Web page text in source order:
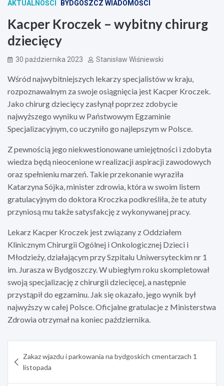
AKTUALNOŚCI BYDGOSZCZ WIADOMOŚCI
Kacper Kroczek – wybitny chirurg
dziecięcy
30 października 2023 Stanisław Wiśniewski
Wśród najwybitniejszych lekarzy specjalistów w kraju,
rozpoznawalnym za swoje osiągnięcia jest Kacper Kroczek.
Jako chirurg dziecięcy zasłynął poprzez zdobycie
najwyższego wyniku w Państwowym Egzaminie
Specjalizacyjnym, co uczyniło go najlepszym w Polsce.
Z pewnością jego niekwestionowane umiejętności i zdobyta
wiedza będą nieocenione w realizacji aspiracji zawodowych
oraz spełnieniu marzeń. Takie przekonanie wyraziła
Katarzyna Sójka, minister zdrowia, która w swoim listem
gratulacyjnym do doktora Kroczka podkreśliła, że te atuty
przyniosą mu także satysfakcję z wykonywanej pracy.
Lekarz Kacper Kroczek jest związany z Oddziałem
Klinicznym Chirurgii Ogólnej i Onkologicznej Dzieci i
Młodzieży, działającym przy Szpitalu Uniwersyteckim nr 1
im. Jurasza w Bydgoszczy. W ubiegłym roku skompletował
swoją specjalizację z chirurgii dziecięcej, a następnie
przystąpił do egzaminu. Jak się okazało, jego wynik był
najwyższy w całej Polsce. Oficjalne gratulacje z Ministerstwa
Zdrowia otrzymał na koniec października.
wpisu
Zakaz wjazdu i parkowania na bydgoskich cmentarzach 1
listopada